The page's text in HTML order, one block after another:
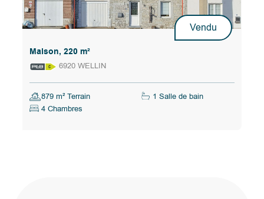
Vendu
Maison, 220 m²
6920 WELLIN
879 m² Terrain
1 Salle de bain
4 Chambres